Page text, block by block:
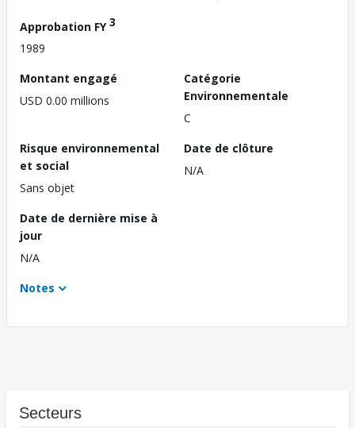
Approbation FY3
1989
Montant engagé
USD 0.00 millions
Catégorie
Environnementale
C
Risque environnemental
et social
Sans objet
Date de clôture
N/A
Date de dernière mise à
jour
N/A
Notes
Secteurs